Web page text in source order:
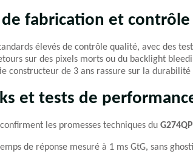
de fabrication et
élevés de contrôle qualité, avec des
sur des pixels morts ou du backlight
constructeur de 3 ans rassure sur la
et tests de
les promesses techniques du
de réponse mesuré à 1 ms GtG, sans